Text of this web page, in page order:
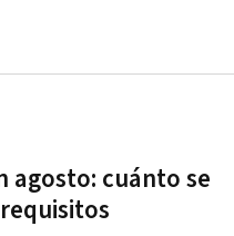
agosto: cuánto se